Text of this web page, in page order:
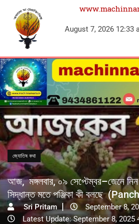
August 7, 2026 12:33
জ্যোতিষ কথা
আজ, মঙ্গলবার, ০৯ সেপ্টেম্বর–জেনে নিন
সিদ্ধান্ত মতে পঞ্জিকা কী বলছে
Sri Pritam
September 8,
Latest Update: September 8, 2025